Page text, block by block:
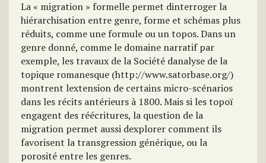
La « migration » formelle permet dinterroger la
hiérarchisation entre genre, forme et schémas plus
réduits, comme une formule ou un topos. Dans un
genre donné, comme le domaine narratif par
exemple, les travaux de la Société danalyse de la
topique romanesque (http://www.satorbase.org/)
montrent lextension de certains micro-scénarios
dans les récits antérieurs à 1800. Mais si les topoï
engagent des réécritures, la question de la
migration permet aussi dexplorer comment ils
favorisent la transgression générique, ou la
porosité entre les genres.